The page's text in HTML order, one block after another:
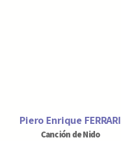
Piero Enrique FERRARI
Canción de Nido